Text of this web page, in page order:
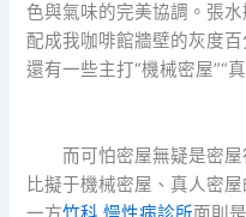
色與氣味的完美協調。張
配成我咖啡館牆壁的灰度
還有一些主打“機械密屋”“
而可怕密屋無疑是密屋
比擬于機械密屋、真人密